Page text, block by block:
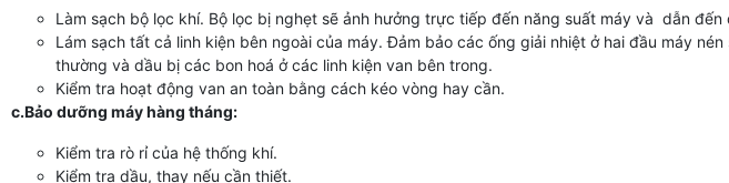
Làm sạch bộ lọc khí. Bộ lọc bị nghẹt sẽ ảnh hưởng trực tiếp đến năng suất máy và dẫn đến
Lám sạch tất cả linh kiện bên ngoài của máy. Đảm bảo các ống giải nhiệt ở hai đầu máy
thường và dầu bị các bon hoá ở các linh kiện van bên trong.
Kiểm tra hoạt động van an toàn bằng cách kéo vòng hay cần.
c.Bảo dưỡng máy hàng tháng:
Kiểm tra rò rỉ của hệ thống khí.
Kiểm tra dầu, thay nếu cần thiết.